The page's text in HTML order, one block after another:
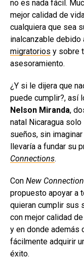
no es nada fácil.
mejor calidad de
cualquiera que sea
inalcanzable debido
migratorios y sobre
asesoramiento.
¿Y si le dijera que
puede cumplir?, así
Nelson Miranda,
natal Nicaragua
sueños, sin
llevaría a fundar su
Connections.
Con New
propuesto apoyar a
quieran cumplir sus
con mejor calidad
y en donde además
fácilmente adquirir
éxito.